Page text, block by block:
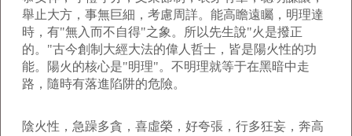
舉止大方，事無巨細，考慮周詳。能高瞻遠矚，明理達
時，有"無入而不自得"之象。所以先生說"火是撥正
的。"古今創制大經大法的偉人哲士，皆是陽火性的功
能。陽火的核心是"明理"。不明理就等于在黑暗中走
路，隨時有落進陷阱的危險。
陰火性，急躁多貪，喜虛榮，好夸張，行多狂妄，奔高